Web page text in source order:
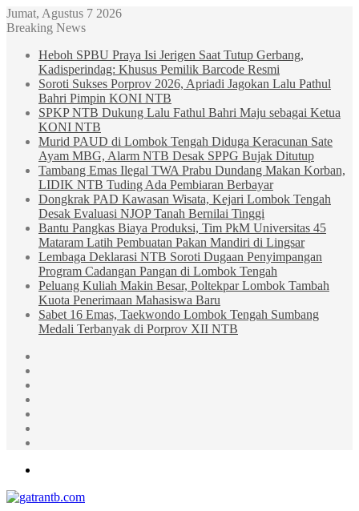
Jumat, Agustus 7 2026
Breaking News
Heboh SPBU Praya Isi Jerigen Saat Tutup Gerbang,
Kadisperindag: Khusus Pemilik Barcode Resmi
Soroti Sukses Porprov 2026, Apriadi Jagokan Lalu Pathul
Bahri Pimpin KONI NTB
SPKP NTB Dukung Lalu Fathul Bahri Maju sebagai Ketua
KONI NTB
Murid PAUD di Lombok Tengah Diduga Keracunan Sate
Ayam MBG, Alarm NTB Desak SPPG Bujak Ditutup
Tambang Emas Ilegal TWA Prabu Dundang Makan Korban,
LIDIK NTB Tuding Ada Pembiaran Berbayar
Dongkrak PAD Kawasan Wisata, Kejari Lombok Tengah
Desak Evaluasi NJOP Tanah Bernilai Tinggi
Bantu Pangkas Biaya Produksi, Tim PkM Universitas 45
Mataram Latih Pembuatan Pakan Mandiri di Lingsar
Lembaga Deklarasi NTB Soroti Dugaan Penyimpangan
Program Cadangan Pangan di Lombok Tengah
Peluang Kuliah Makin Besar, Poltekpar Lombok Tambah
Kuota Penerimaan Mahasiswa Baru
Sabet 16 Emas, Taekwondo Lombok Tengah Sumbang
Medali Terbanyak di Porprov XII NTB